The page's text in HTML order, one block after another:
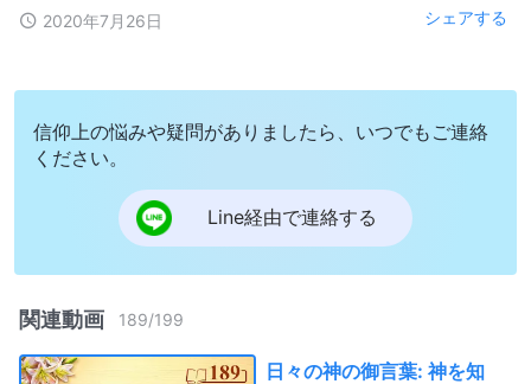
2020年7月26日 シェアする
信仰上の悩みや疑問がありましたら、いつでもご連絡
ください。
Line経由で連絡する
関連動画 189/199
日々の神の御言葉: 神を知